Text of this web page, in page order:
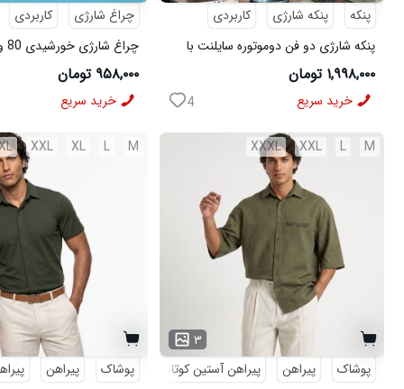
پنکه
پنکه شارژی
کاربردی
پنکه شارژی دو فن دوموتوره سایلنت با
قابلیت چرخش 360 درجه
۱,۹۹۸,۰۰۰ تومان
خرید سریع 4
چراغ شارژی
کاربردی
V80
۹۵۸,۰۰۰ تومان
خرید سریع
M
L
XXL
XXXL
۳
پوشاک
پیراهن پیراهن آستین کوتاه
طرحدار
M
L
XL
XXL
پوشاک
پیراهن